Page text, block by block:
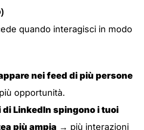
quando interagisci in modo
nei feed di più persone
opportunità.
di LinkedIn spingono i tuoi
più ampia → più interazioni